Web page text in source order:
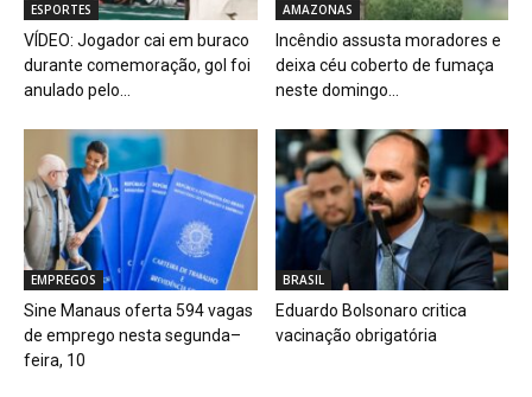
ESPORTES
VÍDEO: Jogador cai em buraco
durante comemoração, gol foi
anulado pelo...
AMAZONAS
Incêndio assusta moradores e
deixa céu coberto de fumaça
neste domingo...
EMPREGOS
Sine Manaus oferta 594 vagas
de emprego nesta segunda–
feira, 10
BRASIL
Eduardo Bolsonaro critica
vacinação obrigatória